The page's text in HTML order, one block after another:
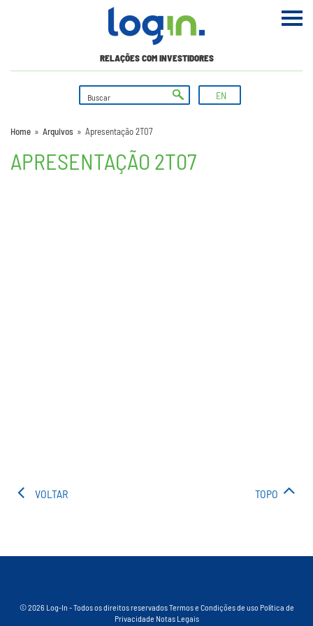
RELAÇÕES COM INVESTIDORES
EN
Home » Arquivos » Apresentação 2T07
APRESENTAÇÃO 2T07
VOLTAR TOPO
© 2026 Log-In - Todos os direitos reservadosTermos e Condições de uso Política de
Privacidade Notas Legais